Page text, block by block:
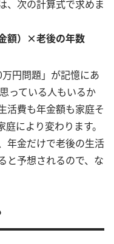
、次の計算式で求めま
額）×老後の年数
円問題」が記憶にあ
っている人もいるか
活費も年金額も家庭そ
により変わります。
年金だけで老後の生活
と予想されるので、な